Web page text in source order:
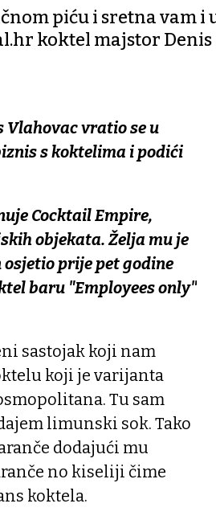
piću i sretna vam i
koktel majstor Denis
Vlahovac vratio se u
s koktelima i podići
Cocktail Empire,
objekata. Želja mu je
prije pet godine
baru "Employees only"
sastojak koji nam
koji je varijanta
Tu sam
limunski sok. Tako
dodajući mu
no kiseliji čime
koktela.